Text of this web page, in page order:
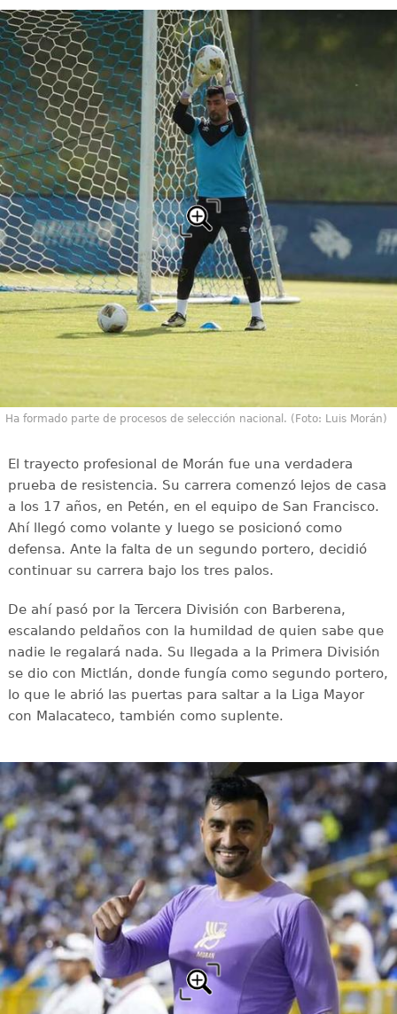
Ha formado parte de procesos de selección nacional. (Foto: Luis Morán)
El trayecto profesional de Morán fue una verdadera
prueba de resistencia. Su carrera comenzó lejos de casa
a los 17 años, en Petén, en el equipo de San Francisco.
Ahí llegó como volante y luego se posicionó como
defensa. Ante la falta de un segundo portero, decidió
continuar su carrera bajo los tres palos.
De ahí pasó por la Tercera División con Barberena,
escalando peldaños con la humildad de quien sabe que
nadie le regalará nada. Su llegada a la Primera División
se dio con Mictlán, donde fungía como segundo portero,
lo que le abrió las puertas para saltar a la Liga Mayor
con Malacateco, también como suplente.